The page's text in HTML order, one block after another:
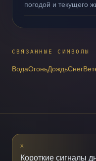
погодой и текущего
СВЯЗАННЫЕ СИМВОЛЫ
ВодаОгоньДождьСнег
X
Короткие сигналы